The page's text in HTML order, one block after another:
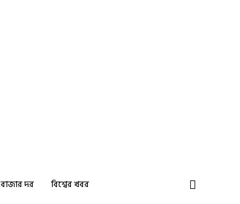
বাজার দর বিশ্বের খবর